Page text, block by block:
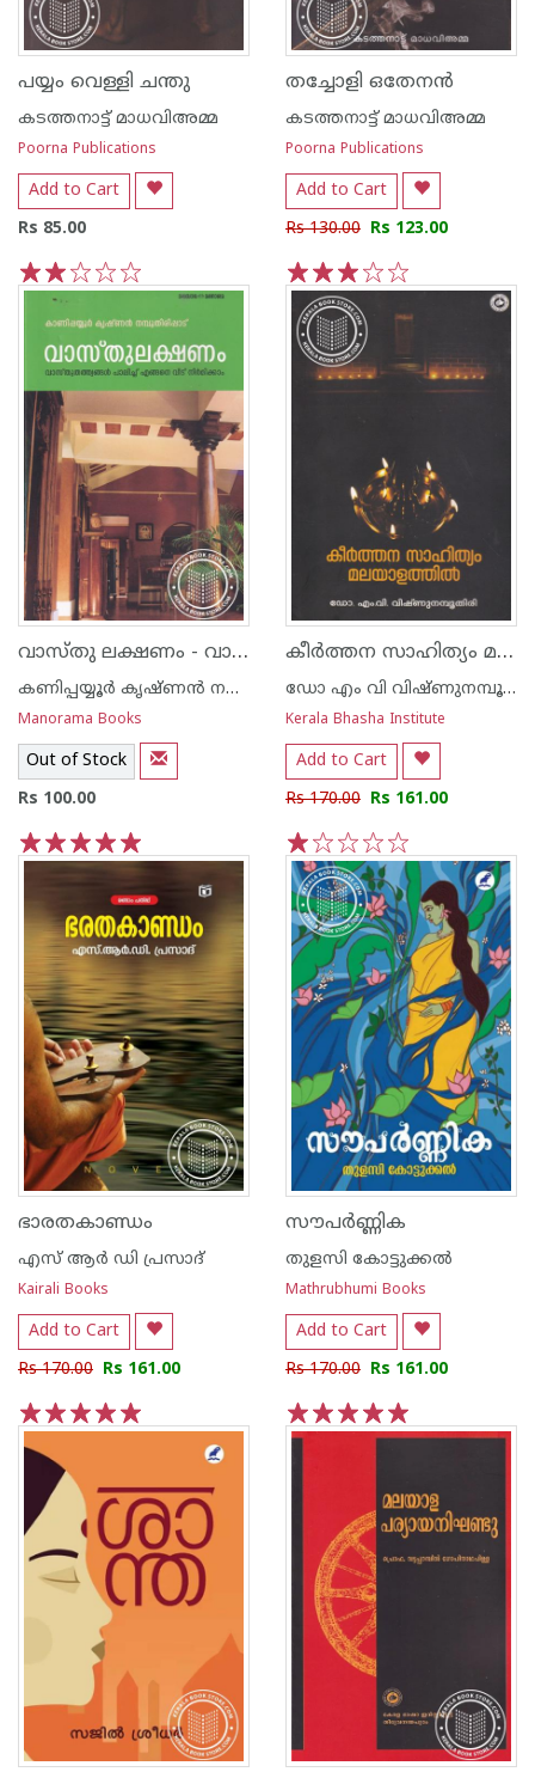
പയ്യം വെള്ളി ചന്തു
കടത്തനാട്ട് മാധവിഅമ്മ
Poorna Publications
Add to Cart
Rs 85.00
5
4
3
2
1
തച്ചോളി ഒതേനന്‍
കടത്തനാട്ട് മാധവിഅമ്മ
Poorna Publications
Add to Cart
Rs 130.00 Rs 123.00
5
4
3
2
1
വാസ്തു ലക്ഷണം - വാസ്തു തത്ത്വങ്ങള്‍ പാലിച്ച് എങ്ങനെ വീട് നിര്‍മിക്കാം
കണിപ്പയ്യൂര്‍ കൃഷ്ണന്‍ നമ്പൂതിരി
Manorama Books
Out of Stock
Rs 100.00
5
4
3
2
1
കീര്‍ത്തന സാഹിത്യം മലയാളത്തില്‍
ഡോ എം വി വിഷ്ണുനമ്പൂതിരി
Kerala Bhasha Institute
Add to Cart
Rs 170.00 Rs 161.00
5
4
3
2
1
ഭാരതകാണ്ഡം
എസ് ആര്‍ ഡി പ്രസാദ്
Kairali Books
Add to Cart
Rs 170.00 Rs 161.00
5
4
3
2
1
സൗപർണ്ണിക
തുളസി കോട്ടുക്കല്‍
Mathrubhumi Books
Add to Cart
Rs 170.00 Rs 161.00
5
4
3
2
1